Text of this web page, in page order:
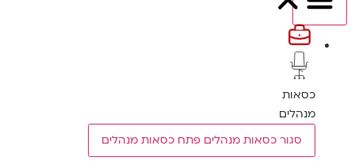
כסאות
מנהלים
סגור כסאות מנהלים פתח כסאות מנהלים